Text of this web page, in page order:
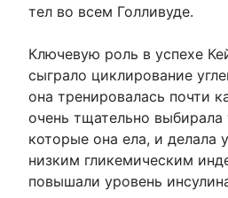
тел во всем Голливуде.
Ключевую роль в успехе
сыграло циклирование
она тренировалась почти
очень тщательно выбирала
которые она ела, и делала
низким гликемическим
повышали уровень